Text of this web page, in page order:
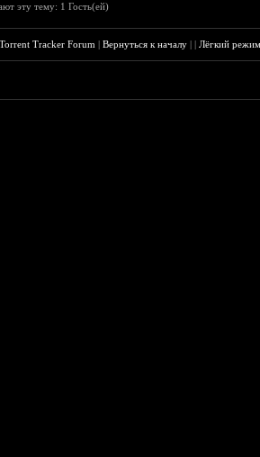
эту тему: 1 Гость(ей)
Tracker Forum |Вернуться к началу ||Лёгкий